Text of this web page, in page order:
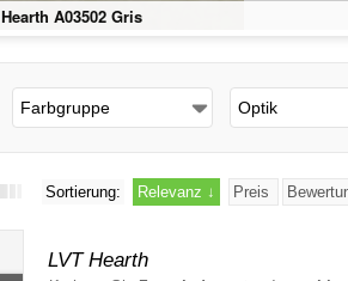
Hearth A03502 Gris
Farbgruppe Optik
Sortierung: Relevanz ↓ Preis
LVT Hearth